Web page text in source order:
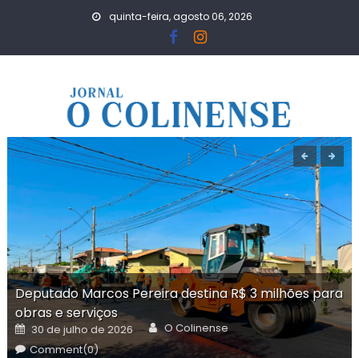
quinta-feira, agosto 06, 2026
Deputado Marcos Pereira destina R$ 3 milhões para
obras e serviços
Posted
on
30 de julho de 2026 Author
O Colinense
Comment(0)